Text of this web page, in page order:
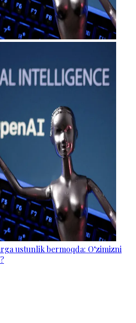
ustunlik bermoqda: O‘zimizni